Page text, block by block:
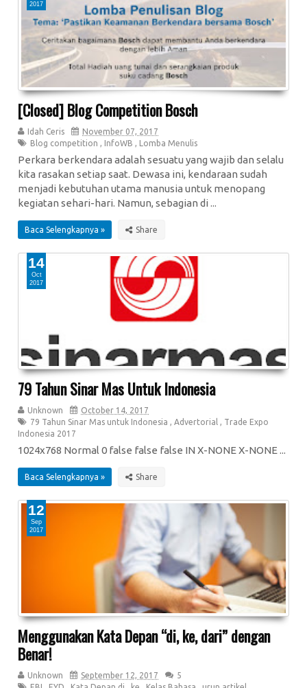
[Closed] Blog Competition Bosch
Idah Ceris
November 07, 2017
Blog competition , InfoWB , Lomba Menulis
Perkara berkendara adalah sesuatu yang wajib dan selalu
kita rasakan setiap saat. Dewasa ini, kendaraan sudah
menjadi kebutuhan utama manusia untuk menopang
kegiatan sehari-hari. Namun, sebagian di ...
Baca Selengkapnya »
2017
79 Tahun Sinar Mas Untuk Indonesia
Unknown
October 14, 2017
79 Tahun Sinar Mas untuk Indonesia , Advertorial , Trade Expo
Indonesia 2017
1024x768 Normal 0 false false false IN X-NONE X-NONE ...
Baca Selengkapnya »
14
Oct
2017
Menggunakan Kata Depan “di, ke, dari” dengan
Benar!
Unknown September 12, 2017
5
12
Sep
2017